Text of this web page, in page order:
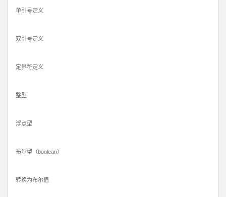
单引号定义
双引号定义
定界符定义
整型
浮点型
布尔型（boolean）
转换为布尔值